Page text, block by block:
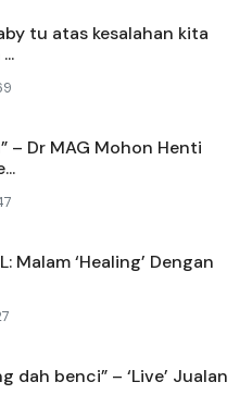
tu atas kesalahan kita
– Dr MAG Mohon Henti
Malam ‘Healing’ Dengan
dah benci” – ‘Live’ Jualan